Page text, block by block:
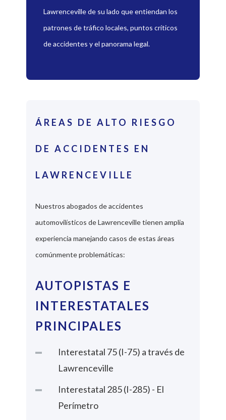
Lawrenceville de su lado que entiendan los
patrones de tráfico locales, puntos críticos
de accidentes y el panorama legal.
ÁREAS DE ALTO RIESGO
DE ACCIDENTES EN
LAWRENCEVILLE
Nuestros abogados de accidentes
automovilísticos de Lawrenceville tienen amplia
experiencia manejando casos de estas áreas
comúnmente problemáticas:
AUTOPISTAS E
INTERESTATALES
PRINCIPALES
Interestatal 75 (I-75) a través de
Lawrenceville
Interestatal 285 (I-285) - El
Perímetro